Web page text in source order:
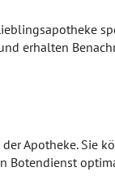
erhalten
Apotheke. Sie
Botendienst